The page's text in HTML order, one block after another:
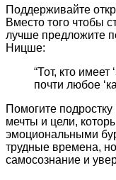
Поддерживайте
Вместо того чтобы
лучше предложите
Ницше:
“Тот, кто
почти любое
Помогите
мечты и цели,
эмоциональными
трудные времена,
самосознание и